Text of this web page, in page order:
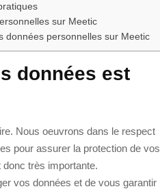
sur Meetic
données personnelles sur Meetic
données est
Nous oeuvrons dans le respect
pour assurer la protection de vos
très importante.
vos données et de vous garantir